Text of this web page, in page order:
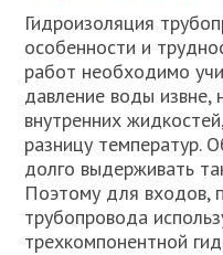
Гидроизоляция
особенности и
работ необходимо
давление воды извне,
внутренних
разницу температур.
долго выдерживать
Поэтому для входов,
трубопровода
трехкомпонентной